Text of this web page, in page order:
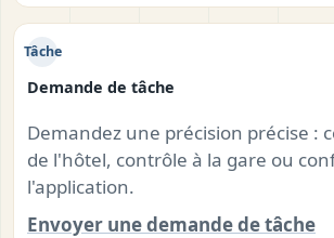
Tâche
Demande de tâche
Demandez une précision précise :
de l'hôtel, contrôle à la gare ou
l'application.
Envoyer une demande de tâche